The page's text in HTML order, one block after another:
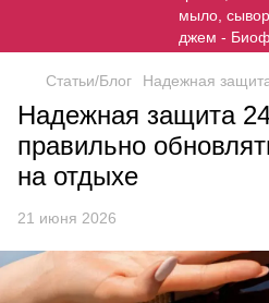
Статьи/Блог Надежная
Надежная защита
правильно
на отдыхе
21 июня 2026